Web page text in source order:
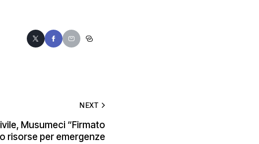
NEXT
Musumeci “Firmato
risorse per emergenze